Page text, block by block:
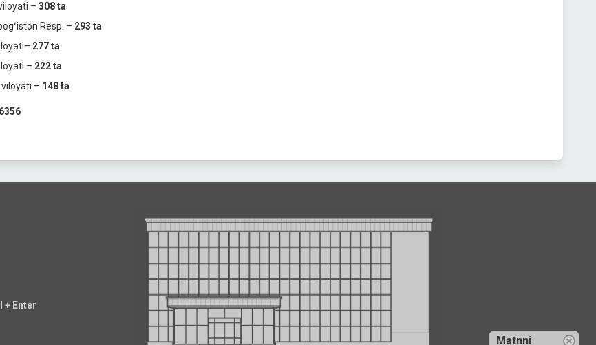
– 308 ta
Resp. – 293 ta
277 ta
– 222 ta
– 148 ta
+ Enter
Matnni